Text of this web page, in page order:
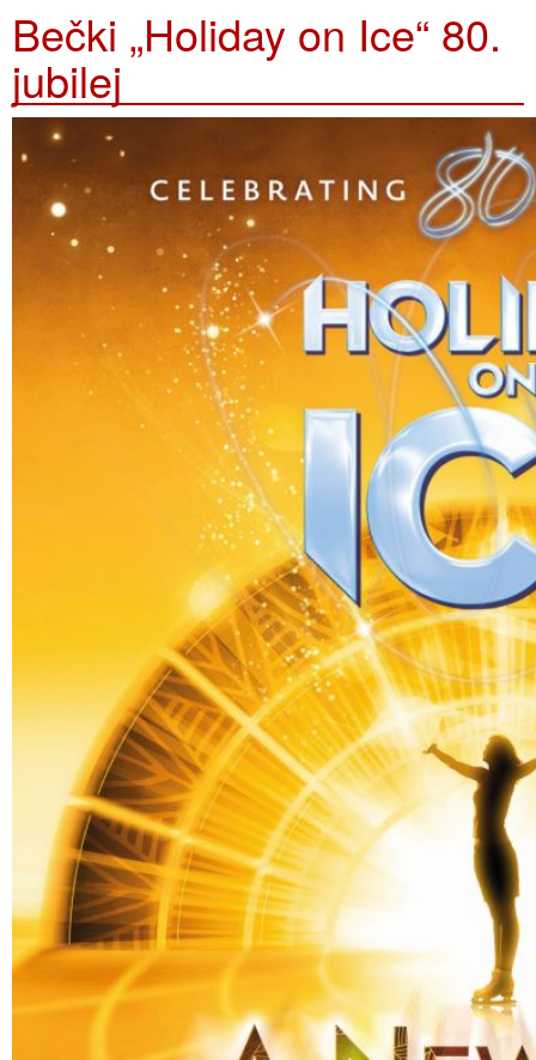
Bečki „Holiday on Ice“ 80.
jubilej